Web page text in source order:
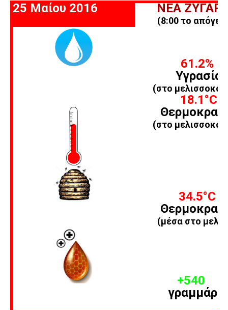
25 Μαίου 2016 ΝΕΑ
(8:00 το
61.2%
Υγρασία
(στο
18.1°C
(στο
34.5°C
(μέσα στο
+540
γραμμάρια